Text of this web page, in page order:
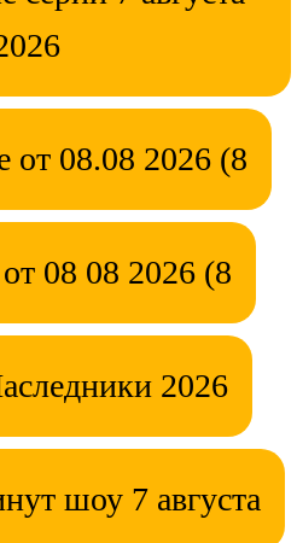
от 08.08 2026 (8
08 08 2026 (8
2026
шоу 7 августа